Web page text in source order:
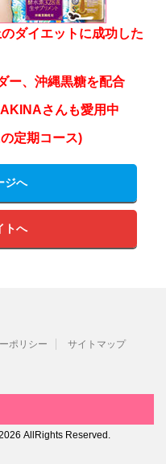
ダイエットに成功した
ー、沖縄黒糖を配合
さんも愛用中
定期コース)
ジへ
トへ
ポリシー サイトマップ
AllRights Reserved.